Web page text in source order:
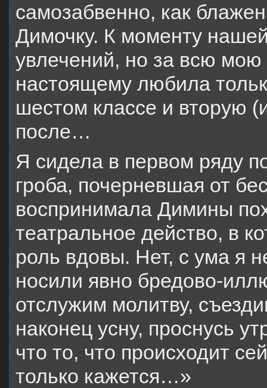
самозабвенно, как
Димочку. К моменту
увлечений, но за всю
настоящему любила
шестом классе и вторую
после…
Я сидела в первом ряду
гроба, почерневшая от
воспринимала Димины
театральное действо, в
роль вдовы. Нет, с ума я
носили явно бредово-
отслужим молитву,
наконец усну, проснусь
что то, что происходит
только кажется…»